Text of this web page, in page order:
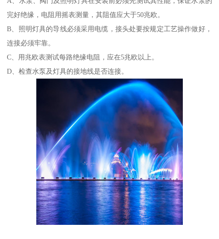
完好绝缘，电阻用摇表测量，其阻值应大于50兆欧。
B、照明灯具的导线必须采用电缆，接头处要按规定工艺操作做好，
连接必须牢靠。
C、用兆欧表测试每路绝缘电阻，应在5兆欧以上。
D、检查水泵及灯具的接地线是否连接。